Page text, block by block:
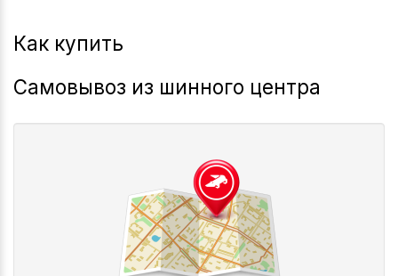
Как купить
Самовывоз из шинного центра